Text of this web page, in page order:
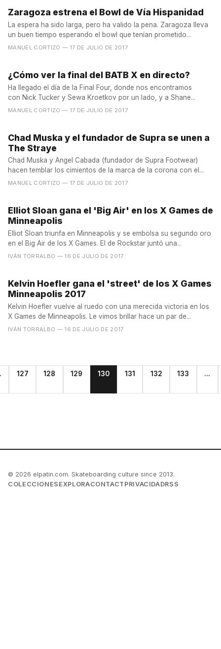
Zaragoza estrena el Bowl de Vía Hispanidad
La espera ha sido larga, pero ha valido la pena. Zaragoza lleva
un buen tiempo esperando el bowl que tenían prometido...
MANUEL CORTIZO — 17 DE JULIO DE 2017
¿Cómo ver la final del BATB X en directo?
Ha llegado el día de la Final Four, donde nos encontramos
con Nick Tucker y Sewa Kroetkov por un lado, y a Shane...
MANUEL CORTIZO — 17 DE JULIO DE 2017
Chad Muska y el fundador de Supra se unen a
The Straye
Chad Muska y Angel Cabada (fundador de Supra Footwear)
hacen temblar los cimientos de la marca de la corona con el...
MANUEL CORTIZO — 17 DE JULIO DE 2017
Elliot Sloan gana el 'Big Air' en los X Games de
Minneapolis
Elliot Sloan triunfa en Minneapolis y se embolsa su segundo oro
en el Big Air de los X Games. El de Rockstar juntó una...
IVÁN TORRALBO — 16 DE JULIO DE 2017
Kelvin Hoefler gana el 'street' de los X Games
Minneapolis 2017
Kelvin Hoefler vuelve al ruedo con una merecida victoria en los
X Games de Minneapolis. Le vimos brillar hace un par de...
IVÁN TORRALBO — 16 DE JULIO DE 2017
127 128 129 130 131 132 133 ...
© 2026 elpatin.com. Skateboarding culture since 2013.
COLECCIONES EXPLORACONTACT PRIVACIDADRSS